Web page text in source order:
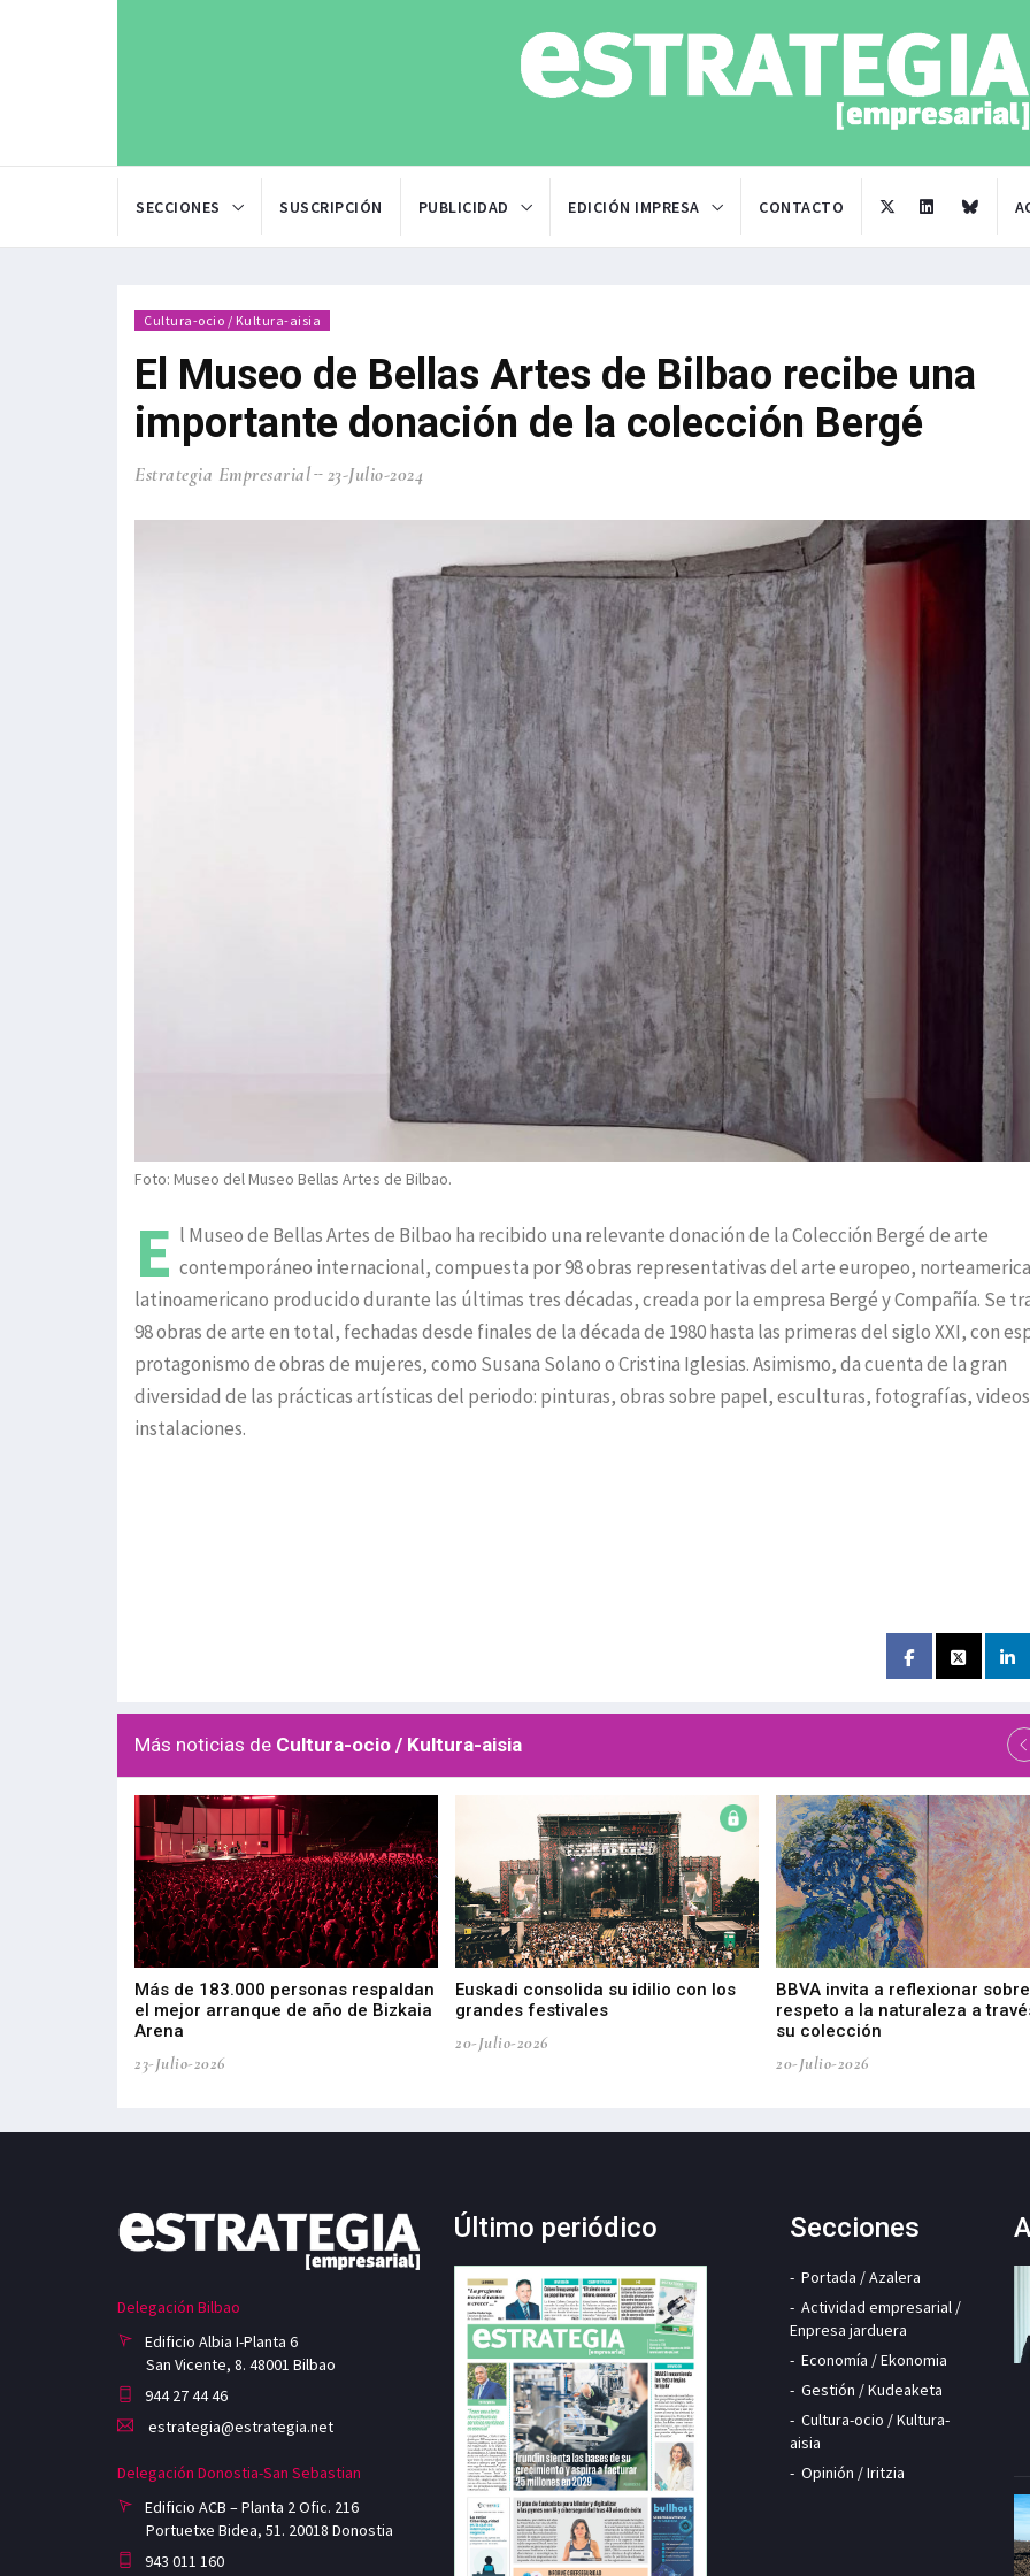
SECCIONES SUSCRIPCIÓN PUBLICIDAD EDICIÓN IMPRESA CONTACTO
Cultura-ocio / Kultura-aisia
El Museo de Bellas Artes de Bilbao recibe una
importante donación de la colección Bergé
Estrategia Empresarial 23-Julio-2024
Foto: Museo del Museo Bellas Artes de Bilbao.
E l Museo de Bellas Artes de Bilbao ha recibido una relevante donación de la Colección Bergé de arte
contemporáneo internacional, compuesta por 98 obras representativas del arte europeo,
latinoamericano producido durante las últimas tres décadas, creada por la empresa Bergé y Compañía. Se
98 obras de arte en total, fechadas desde finales de la década de 1980 hasta las primeras del siglo XXI, con
protagonismo de obras de mujeres, como Susana Solano o Cristina Iglesias. Asimismo, da cuenta de la gran
diversidad de las prácticas artísticas del periodo: pinturas, obras sobre papel, esculturas, fotografías,
instalaciones.
Más noticias de Cultura-ocio / Kultura-aisia
Más de 183.000 personas respaldan
el mejor arranque de año de Bizkaia
Arena
23-Julio-2026
Euskadi consolida su idilio con los
grandes festivales
20-Julio-2026
BBVA invita a reflexionar
respeto a la naturaleza a
su colección
20-Julio-2026
Delegación Bilbao
Edificio Albia I-Planta 6
San Vicente, 8. 48001 Bilbao
944 27 44 46
estrategia@estrategia.net
Delegación Donostia-San Sebastian
Edificio ACB – Planta 2 Ofic. 216
Portuetxe Bidea, 51. 20018 Donostia
943 011 160
Último periódico Secciones
Portada / Azalera
Actividad empresarial /
Enpresa jarduera
Economía / Ekonomia
Gestión / Kudeaketa
Cultura-ocio / Kultura-
aisia
Opinión / Iritzia